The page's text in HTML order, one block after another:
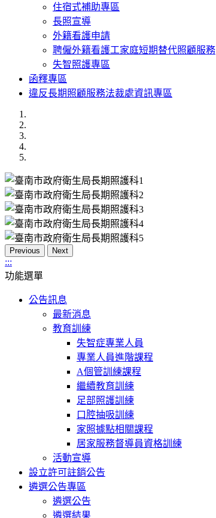
住宿式補助專區
長照宣導
外籍看護申請
聘僱外籍看護工家庭短期替代照顧服務
失智照護專區
函釋專區
違反長期照顧服務法裁處資訊專區
Previous Next
:::
功能選單
公告訊息
最新消息
教育訓練
失智症專業人員
專業人員進階課程
A個管訓練課程
繼續教育訓練
足部照護訓練
口腔抽吸訓練
家照據點相關課程
居家服務督導員資格訓練
活動宣導
設立許可註銷公告
遴選公告專區
遴選公告
遴選結果